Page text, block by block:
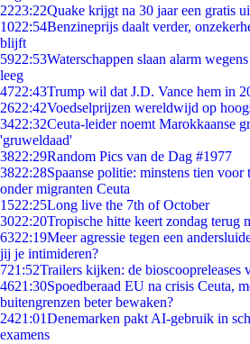
2223:22Quake krijgt na 30 jaar een gratis
1022:54Benzineprijs daalt verder,
blijft
5922:53Waterschappen slaan alarm
leeg
4722:43Trump wil dat J.D. Vance hem in
2622:42Voedselprijzen wereldwijd op
3422:32Ceuta-leider noemt Marokkaanse
'gruweldaad'
3822:29Random Pics van de Dag #1977
3822:28Spaanse politie: minstens tien voor
onder migranten Ceuta
1522:25Long live the 7th of October
3022:20Tropische hitte keert zondag terug
6322:19Meer agressie tegen een
jij je intimideren?
721:52Trailers kijken: de bioscoopreleases
4621:30Spoedberaad EU na crisis Ceuta,
buitengrenzen beter bewaken?
2421:01Denemarken pakt AI-gebruik in
examens